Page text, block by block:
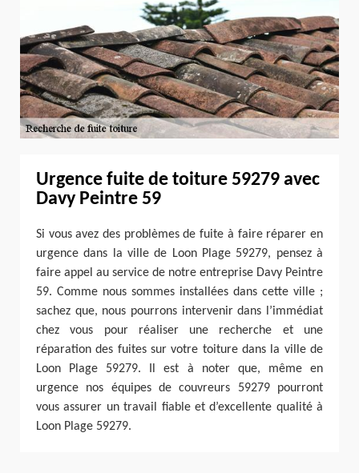
Urgence fuite de toiture 59279 avec
Davy Peintre 59
Si vous avez des problèmes de fuite à faire réparer en
urgence dans la ville de Loon Plage 59279, pensez à
faire appel au service de notre entreprise Davy Peintre
59. Comme nous sommes installées dans cette ville ;
sachez que, nous pourrons intervenir dans l’immédiat
chez vous pour réaliser une recherche et une
réparation des fuites sur votre toiture dans la ville de
Loon Plage 59279. Il est à noter que, même en
urgence nos équipes de couvreurs 59279 pourront
vous assurer un travail fiable et d’excellente qualité à
Loon Plage 59279.